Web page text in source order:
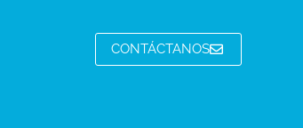
CONTÁCTANOS